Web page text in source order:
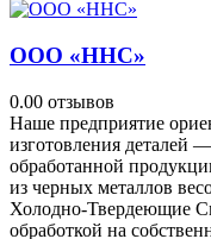
ООО «ННС»
0.00 отзывов
Наше предприятие
изготовления деталей
обработанной
из черных металлов
Холодно-Твердеющие
обработкой на